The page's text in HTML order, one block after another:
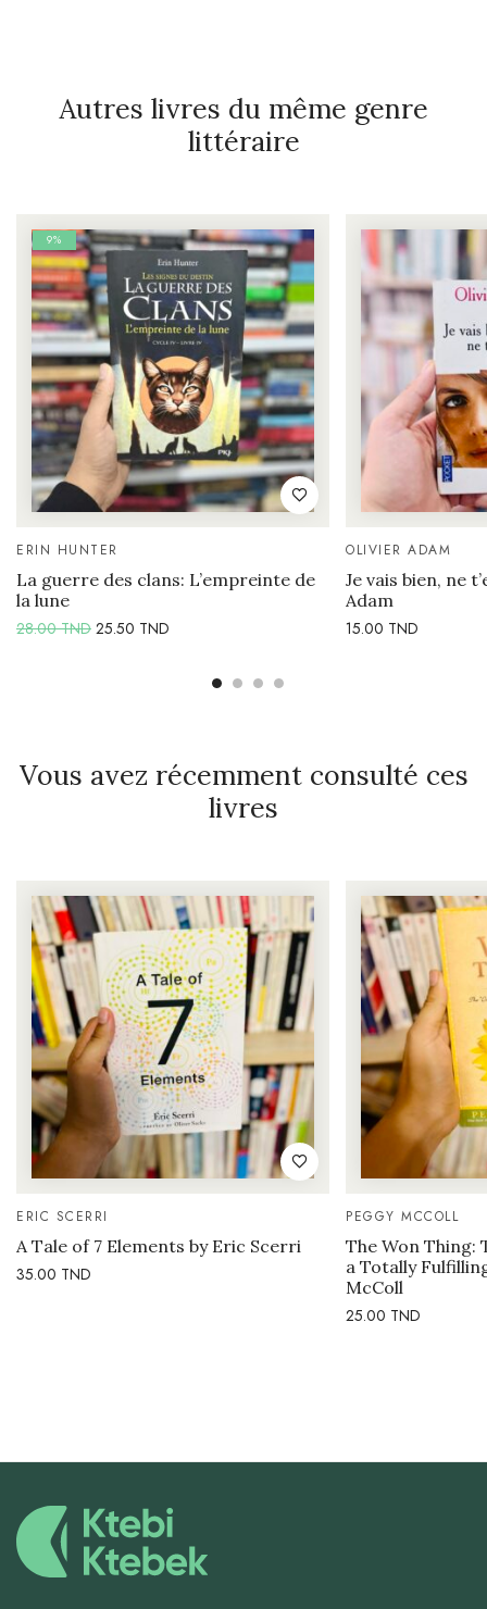
Autres livres du même genre
littéraire
9%
ERIN HUNTER
La guerre des clans: L’empreinte de
la lune
28.00TND 25.50 TND
OLIVIER ADAM
Je vais bien, ne
Adam
15.00 TND
Vous avez récemment consulté ces
livres
ERIC SCERRI
A Tale of 7 Elements by Eric Scerri
35.00 TND
PEGGY MCCOLL
The Won Thing:
a Totally
McColl
25.00 TND